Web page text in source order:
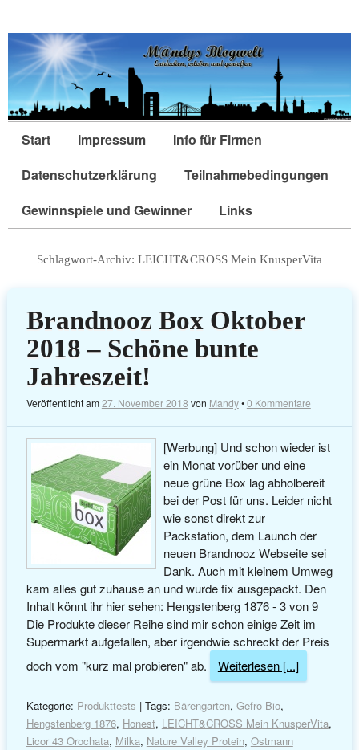
Start Impressum
Info für Firmen
Datenschutzerklärung
Teilnahmebedingungen
Gewinnspiele und Gewinner
Links
Schlagwort-Archiv: LEICHT&CROSS Mein KnusperVita
Brandnooz Box Oktober
2018 – Schöne bunte
Jahreszeit!
Veröffentlicht am27. November 2018 von Mandy•0 Kommentare
[Werbung] Und schon wieder ist
ein Monat vorüber und eine
neue grüne Box lag abholbereit
bei der Post für uns. Leider nicht
wie sonst direkt zur
Packstation, dem Launch der
neuen Brandnooz Webseite sei
Dank. Auch mit kleinem Umweg
kam alles gut zuhause an und wurde fix ausgepackt. Den
Inhalt könnt ihr hier sehen: Hengstenberg 1876 - 3 von 9
Die Produkte dieser Reihe sind mir schon einige Zeit im
Supermarkt aufgefallen, aber irgendwie schreckt der Preis
doch vom "kurz mal probieren" ab.
Weiterlesen [...]
Kategorie: Produkttests | Tags: Bärengarten, Gefro Bio,
Hengstenberg 1876, Honest, LEICHT&CROSS Mein KnusperVita,
Licor 43 Orochata, Milka, Nature Valley Protein, Ostmann